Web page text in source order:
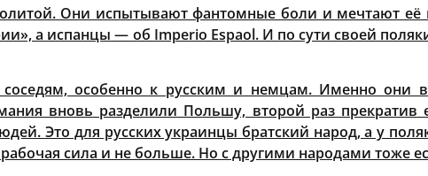
Они испытывают фантомные боли и мечтают её
а испанцы — об Imperio Espaol. И по сути своей
особенно к русским и немцам. Именно они
вновь разделили Польшу, второй раз
Это для русских украинцы братский народ, а у
сила и не больше. Но с другими народами тоже